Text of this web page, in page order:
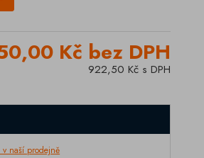
Kč bez DPH
922,50 Kč s DPH
v naší prodejně